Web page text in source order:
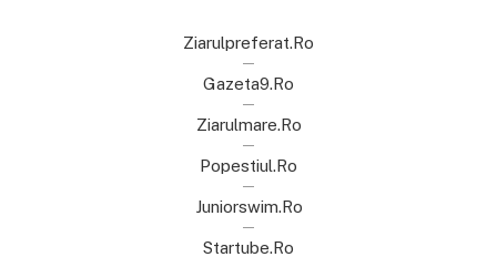
Ziarulpreferat.ro
Gazeta9.ro
Ziarulmare.ro
Popestiul.ro
Juniorswim.ro
Startube.ro